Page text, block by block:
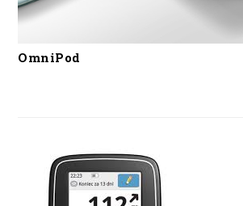
OmniPod